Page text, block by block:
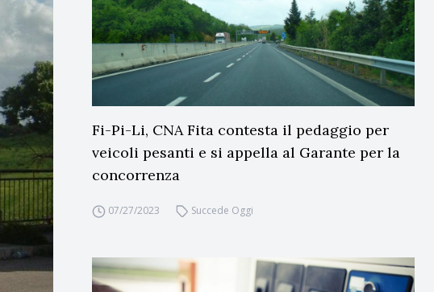
Fi-Pi-Li, CNA Fita contesta il pedaggio per
veicoli pesanti e si appella al Garante per la
concorrenza
07/27/2023 Succede Oggi